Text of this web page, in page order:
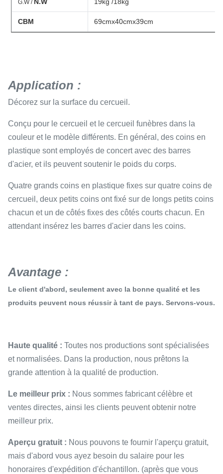
G.W /
CBM 69cmx40cmx39cm
Application :
Décorez sur la surface du cercueil.
Conçu pour le cercueil et le cercueil funèbres dans la
couleur et le modèle différents. En général, des coins en
plastique sont employés de concert avec des barres
d'acier, et ils peuvent soutenir le poids du corps.
Quatre grands coins en plastique fixes sur quatre coins de
cercueil, deux petits coins ont fixé sur de longs petits coins
chacun et un de côtés fixes des côtés courts chacun. En
attendant insérez les barres d'acier dans les coins.
Avantage :
Le client d'abord, seulement avec la bonne qualité et les
produits peuvent nous réussir à tant de pays. Servons-vous.
Haute qualité : Toutes nos productions sont spécialisées
et normalisées. Dans la production, nous prêtons la
grande attention à la qualité de production.
Le meilleur prix : Nous sommes fabricant célèbre et
ventes directes, ainsi les clients peuvent obtenir notre
meilleur prix.
Aperçu gratuit : Nous pouvons te fournir l'aperçu gratuit,
mais d'abord vous ayez besoin du salaire pour les
honoraires d'expédition d'échantillon. (après que vous